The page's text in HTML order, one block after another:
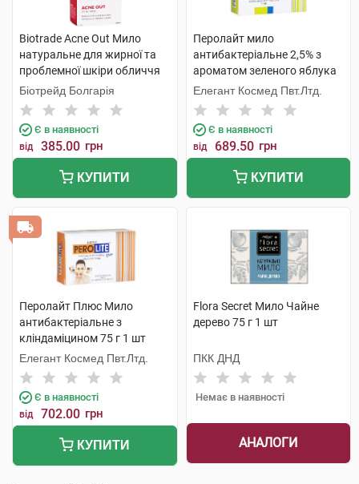
Biotrade Acne Out Мило
натуральне для жирної та
проблемної шкіри обличчя
та тіла 100 г 1 шт
Біотрейд Болгарія
Є в наявності
від 385.00 грн
КУПИТИ
Перолайт мило
антибактеріальне 2,5% з
ароматом зеленого яблука
75 г 1 шт
Елегант Космед Пвт.Лтд.
Є в наявності
від 689.50 грн
КУПИТИ
Перолайт Плюс Мило
антибактеріальне з
кліндаміцином 75 г 1 шт
Елегант Космед Пвт.Лтд.
Є в наявності
від 702.00 грн
КУПИТИ
Flora Secret Мило Чайне
дерево 75 г 1 шт
ПКК ДНД
Немає в наявності
АНАЛОГИ